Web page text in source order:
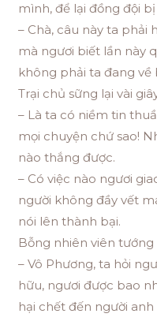
mình, để lại đồng đội
– Chà, câu này ta phải
mà ngươi biết lần này
không phải ta đang về
Trại chủ sững lại vài
– Là ta có niềm tin
mọi chuyện chứ sao!
nào thắng được.
– Có việc nào ngươi
người không đầy vết
nói lên thành bại.
Bỗng nhiên viên
– Vô Phương, ta hỏi
hữu, ngươi được bao
hại chết đến người